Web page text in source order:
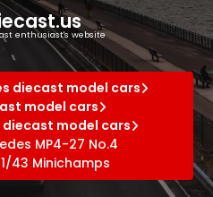
enthusiast's website
diecast model cars
model cars
diecast model cars
MP4-27 No.4
43 Minichamps